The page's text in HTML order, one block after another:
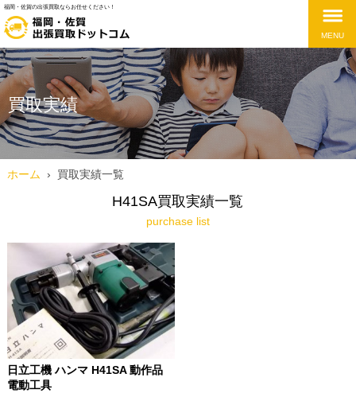
福岡・佐賀の出張買取ならお任せください！
MENU
買取実績
ホーム › 買取実績一覧
H41SA買取実績一覧
purchase list
日立工機 ハンマ H41SA 動作品
電動工具